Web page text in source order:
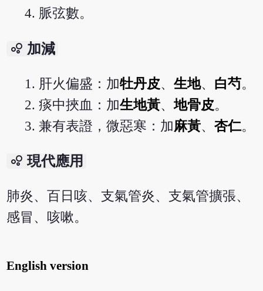
脈弦數。
bubble_chart 加減
肝火偏盛：加牡丹皮、生地、 白芍。
痰中挾血：加生地黃、地骨皮。
兼有表證，微惡寒：加麻黃、杏仁。
bubble_chart 現代應用
肺炎、百日咳、支氣管炎、支氣管擴張、
感冒、咳嗽。
English version